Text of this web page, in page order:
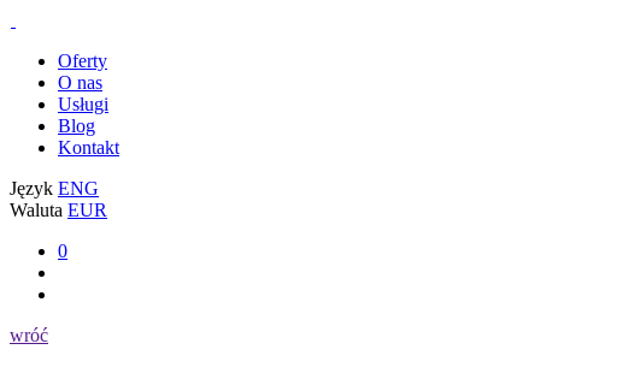
Oferty
O nas
Usługi
Blog
Kontakt
Język ENG
Waluta EUR
0
wróć